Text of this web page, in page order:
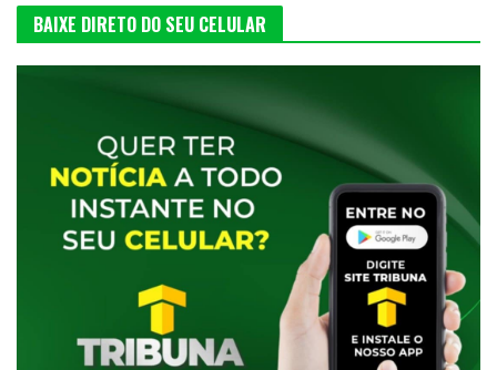
BAIXE DIRETO DO SEU CELULAR